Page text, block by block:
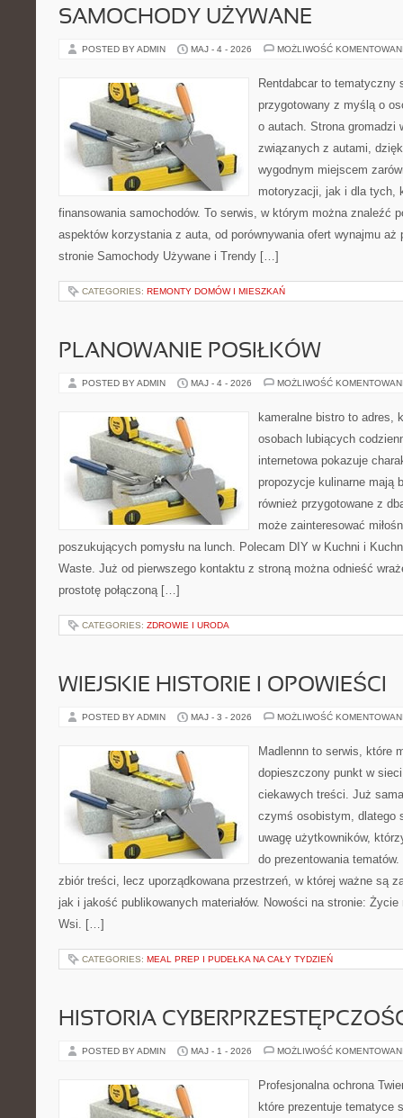
SAMOCHODY UŻYWANE
POSTED BY ADMIN MAJ - 4 - 2026 MOŻLIWOŚĆ
Rentdabcar to tematyczny
przygotowany z myślą o
o autach. Strona gromadzi
związanych z autami,
wygodnym miejscem
motoryzacji, jak i dla tych,
finansowania samochodów. To serwis, w którym można znaleźć
aspektów korzystania z auta, od porównywania ofert wynajmu aż
stronie Samochody Używane i Trendy […]
CATEGORIES: REMONTY DOMÓW I MIESZKAŃ
PLANOWANIE POSIŁKÓW
POSTED BY ADMIN MAJ - 4 - 2026 MOŻLIWOŚĆ
kameralne bistro to adres,
osobach lubiących
internetowa pokazuje
propozycje kulinarne mają
również przygotowane z
może zainteresować
poszukujących pomysłu na lunch. Polecam DIY w Kuchni i
Waste. Już od pierwszego kontaktu z stroną można odnieść
prostotę połączoną […]
CATEGORIES: ZDROWIE I URODA
WIEJSKIE HISTORIE I OPOWIEŚCI
POSTED BY ADMIN MAJ - 3 - 2026 MOŻLIWOŚĆ
Madlennn to serwis, które
dopieszczony punkt w
ciekawych treści. Już
czymś osobistym, dlatego
uwagę użytkowników,
do prezentowania
zbiór treści, lecz uporządkowana przestrzeń, w której ważne są
jak i jakość publikowanych materiałów. Nowości na stronie:
Wsi. […]
CATEGORIES: MEAL PREP I PUDEŁKA NA CAŁY TYDZIEŃ
HISTORIA
POSTED BY ADMIN MAJ - 1 - 2026 MOŻLIWOŚĆ
Profesjonalna ochrona
które prezentuje tematyce